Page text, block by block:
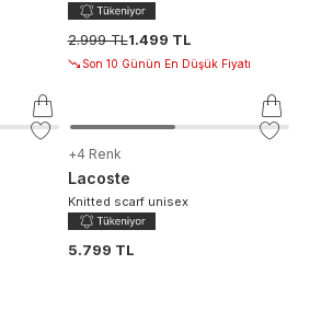
2.999 TL1.499 TL
Son 10 Günün En Düşük Fiyatı
+4 Renk
Lacoste
Knitted scarf unisex
5.799 TL